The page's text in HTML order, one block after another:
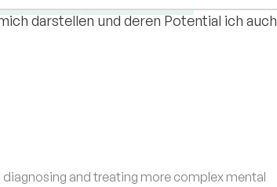
darstellen und deren Potential ich auch
and treating more complex mental